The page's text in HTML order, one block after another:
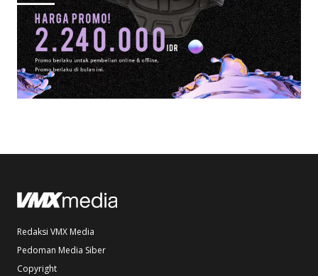
Redaksi VMX Media
Pedoman Media Siber
Copyright